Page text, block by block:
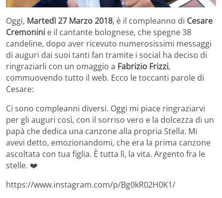
Oggi, Martedì 27 Marzo 2018, è il compleanno di Cesare
Cremonini e il cantante bolognese, che spegne 38
candeline, dopo aver ricevuto numerosissimi messaggi
di auguri dai suoi tanti fan tramite i social ha deciso di
ringraziarli con un omaggio a Fabrizio Frizzi,
commuovendo tutto il web. Ecco le toccanti parole di
Cesare:
Ci sono compleanni diversi. Oggi mi piace ringraziarvi
per gli auguri così, con il sorriso vero e la dolcezza di un
papà che dedica una canzone alla propria Stella. Mi
avevi detto, emozionandomi, che era la prima canzone
ascoltata con tua figlia. È tutta lì, la vita. Argento fra le
stelle. ❤️
https://www.instagram.com/p/Bg0kR02H0K1/